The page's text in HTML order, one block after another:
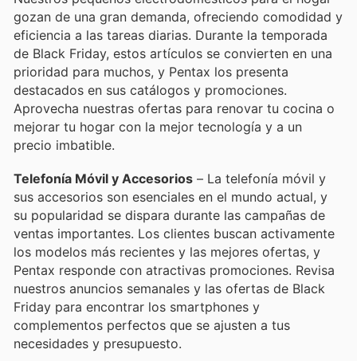
gozan de una gran demanda, ofreciendo comodidad y
eficiencia a las tareas diarias. Durante la temporada
de Black Friday, estos artículos se convierten en una
prioridad para muchos, y Pentax los presenta
destacados en sus catálogos y promociones.
Aprovecha nuestras ofertas para renovar tu cocina o
mejorar tu hogar con la mejor tecnología y a un
precio imbatible.
Telefonía Móvil y Accesorios – La telefonía móvil y
sus accesorios son esenciales en el mundo actual, y
su popularidad se dispara durante las campañas de
ventas importantes. Los clientes buscan activamente
los modelos más recientes y las mejores ofertas, y
Pentax responde con atractivas promociones. Revisa
nuestros anuncios semanales y las ofertas de Black
Friday para encontrar los smartphones y
complementos perfectos que se ajusten a tus
necesidades y presupuesto.